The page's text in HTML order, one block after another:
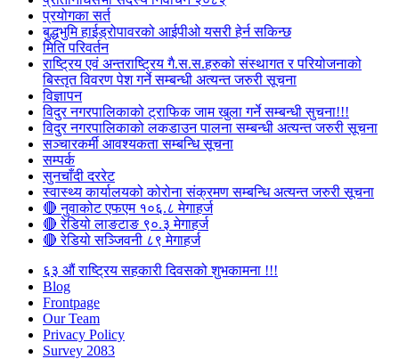
प्रयोगका सर्त
बुद्धभुमि हाईड्रोपावरको आईपीओ यसरी हेर्न सकिन्छ
मिति परिवर्तन
राष्ट्रिय एवं अन्तराष्ट्रिय गै.स.स.हरुको संस्थागत र परियोजनाको
बिस्तृत विवरण पेश गर्ने सम्बन्धी अत्यन्त जरुरी सूचना
विज्ञापन
विदुर नगरपालिकाको ट्राफिक जाम खुला गर्ने सम्बन्धी सुचना!!!
विदुर नगरपालिकाको लकडाउन पालना सम्बन्धी अत्यन्त जरुरी सूचना
सञ्चारकर्मी आवश्यकता सम्बन्धि सूचना
सम्पर्क
सुनचाँदी दररेट
स्वास्थ्य कार्यालयको कोरोना संक्रमण सम्बन्धि अत्यन्त जरुरी सूचना
🔴 नुवाकोट एफएम १०६.८ मेगाहर्ज
🔴 रेडियो लाङटाङ ९०.३ मेगाहर्ज
🔴 रेडियो सञ्जिवनी ८९ मेगाहर्ज
६३ औं राष्ट्रिय सहकारी दिवसको शुभकामना !!!
Blog
Frontpage
Our Team
Privacy Policy
Survey 2083